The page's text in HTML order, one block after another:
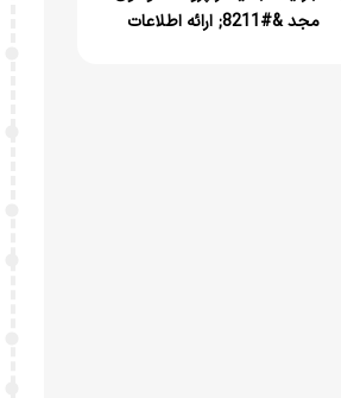
مجد &#8211; ارائه اطلاعات